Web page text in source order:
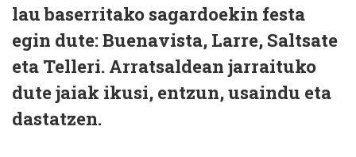
lau baserritako sagardoekin festa
egin dute: Buenavista, Larre, Saltsate
eta Telleri. Arratsaldean jarraituko
dute jaiak ikusi, entzun, usaindu eta
dastatzen.